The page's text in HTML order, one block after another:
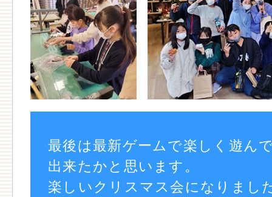
最後は最新ゲームで楽しく遊ん
出来たかと思います。
楽しいクリスマス会になりまし